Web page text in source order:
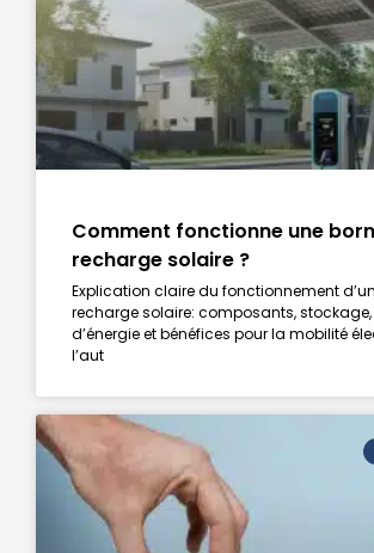
Comment fonctionne une
recharge solaire ?
Explication claire du fonctionnement
recharge solaire: composants,
d’énergie et bénéfices pour la mobilité
l’aut​